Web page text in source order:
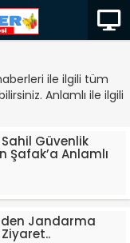
ile ilgili tüm
Anlamlı ile ilgili
Sahil Güvenlik
Şafak’a Anlamlı
Jandarma